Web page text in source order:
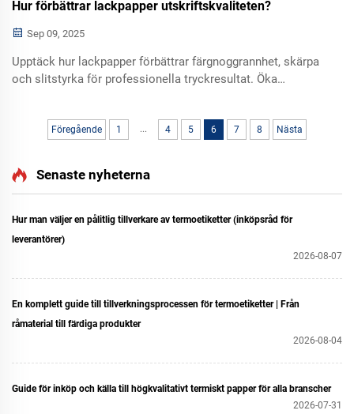
Hur förbättrar lackpapper utskriftskvaliteten?
Sep 09, 2025
Upptäck hur lackpapper förbättrar färgnoggrannhet, skärpa
och slitstyrka för professionella tryckresultat. Öka
Föregående 1 ... 4 5 6 7 8 Nästa
Senaste nyheterna
Hur man väljer en pålitlig tillverkare av termoetiketter (inköpsråd för
leverantörer)
2026-08-07
En komplett guide till tillverkningsprocessen för termoetiketter | Från
råmaterial till färdiga produkter
2026-08-04
Guide för inköp och källa till högkvalitativt termiskt papper för alla branscher
2026-07-31